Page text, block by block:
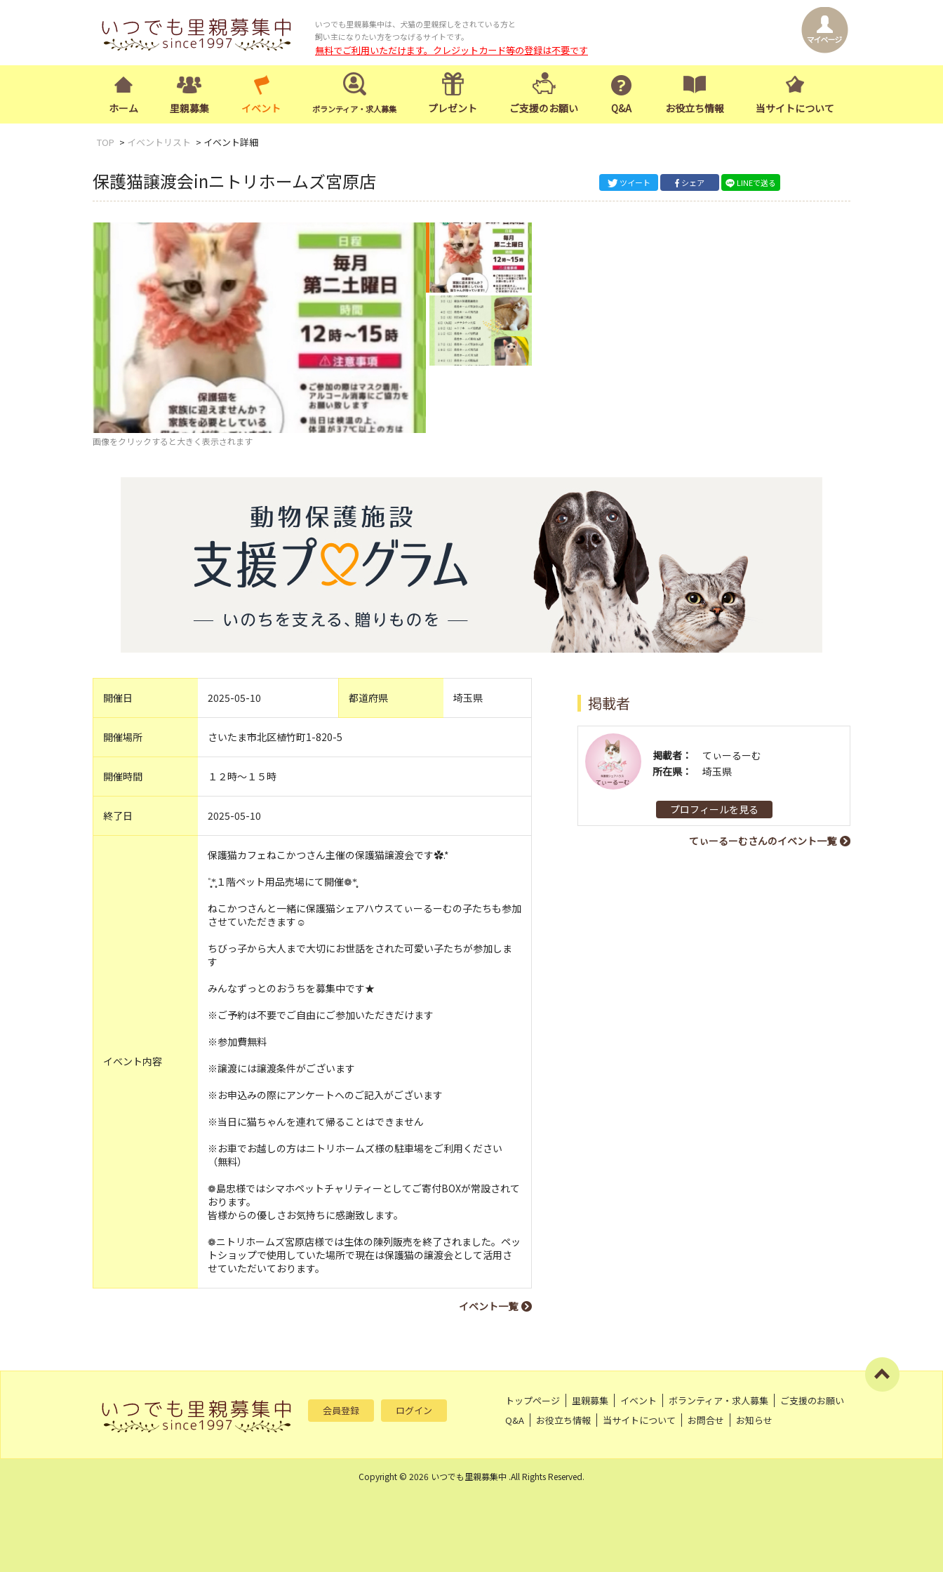
いつでも里親募集中は、犬猫の里親探しをされている方と
飼い主になりたい方をつなげるサイトです。
無料でご利用いただけます。クレジットカード等の登録は不要です
ホーム 里親募集 イベント ボランティア・求人募集 プレゼント ご支援のお願い Q&A お役立ち情報 当サイトについて
TOP イベントリスト イベント詳細
保護猫譲渡会inニトリホームズ宮原店 ツイート シェア LINEで送る
画像をクリックすると大きく表示されます
開催日 2025-05-10 都道府県 埼玉県
開催場所 さいたま市北区植竹町1-820-5
開催時間 １２時〜１５時
終了日 2025-05-10
イベント内容
保護猫カフェねこかつさん主催の保護猫譲渡会です✿.*
˚̩͙͙*̩̩̥１階ペット用品売場にて開催❁*̩̩̥
ねこかつさんと一緒に保護猫シェアハウスてぃーるーむの子たちも参加
させていただきます☺︎
ちびっ子から大人まで大切にお世話をされた可愛い子たちが参加しま
す
みんなずっとのおうちを募集中です★
※ご予約は不要でご自由にご参加いただきだけます
※参加費無料
※譲渡には譲渡条件がございます
※お申込みの際にアンケートへのご記入がございます
※当日に猫ちゃんを連れて帰ることはできません
※お車でお越しの方はニトリホームズ様の駐車場をご利用ください
（無料）
❁島忠様ではシマホペットチャリティーとしてご寄付BOXが常設されて
おります。
皆様からの優しさお気持ちに感謝致します。
❁ニトリホームズ宮原店様では生体の陳列販売を終了されました。ペッ
トショップで使用していた場所で現在は保護猫の譲渡会として活用さ
せていただいております。
イベント一覧
掲載者
掲載者：
てぃーるーむ
所在県：
埼玉県
プロフィールを見る
てぃーるーむさんのイベント一覧
会員登録 ログイン
トップページ 里親募集 イベント ボランティア・求人募集
ご支援のお願い
Q&A
お役立ち情報 当サイトについて お問合せ お知らせ
Copyright © 2026 いつでも里親募集中 .All Rights Reserved.